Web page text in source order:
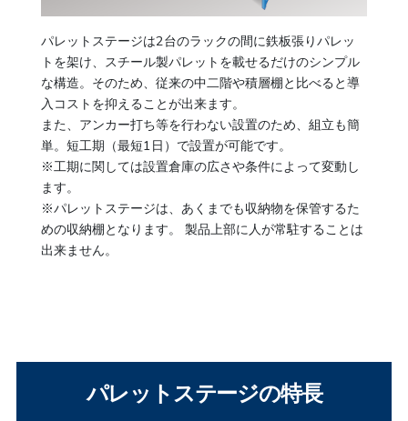
パレットステージは2台のラックの間に鉄板張りパレッ
トを架け、スチール製パレットを載せるだけのシンプル
な構造。そのため、従来の中二階や積層棚と比べると導
入コストを抑えることが出来ます。
また、アンカー打ち等を行わない設置のため、組立も簡
単。短工期（最短1日）で設置が可能です。
※工期に関しては設置倉庫の広さや条件によって変動し
ます。
※パレットステージは、あくまでも収納物を保管するた
めの収納棚となります。 製品上部に人が常駐することは
出来ません。
パレットステージの特長